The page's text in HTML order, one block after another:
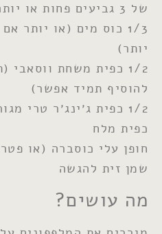
של 3 גביעים פחות או יותר.
1/3 כוס מים (או
יותר)
להוסיף תמיד אפשר)
1/2 כפית ג׳ינג׳ר טרי מגורר
כפית מלח
חופן עלי כוסברה (או
שמן זית להגשה
מה עושים?